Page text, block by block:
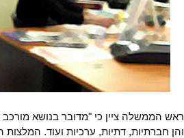
ראש הממשלה ציין כי "מדובר בנושא מורכב
והן חברתיות, דתיות, ערכיות ועוד.